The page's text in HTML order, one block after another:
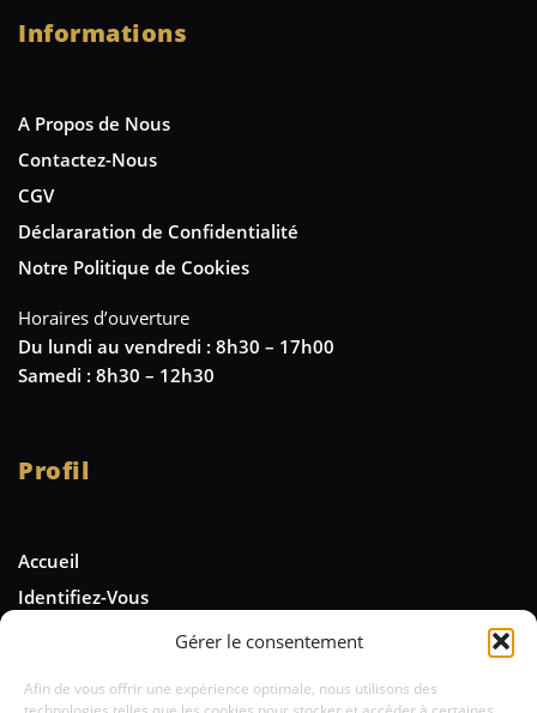
Gérer le consentement
Afin de vous offrir une expérience optimale, nous utilisons des
Informations
A Propos de Nous
Contactez-Nous
CGV
Déclararation de Confidentialité
Notre Politique de Cookies
Horaires d’ouverture
Du lundi au vendredi : 8h30 – 17h00
Samedi : 8h30 – 12h30
Profil
Accueil
Identifiez-Vous
Newsletter